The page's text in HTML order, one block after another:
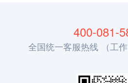
400-081-
全国统一客服热线 （工作